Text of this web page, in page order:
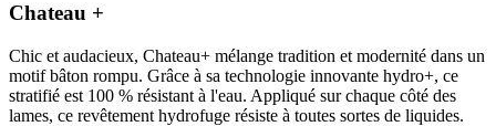
Chateau +
Chic et audacieux, Chateau+ mélange tradition et modernité dans un
motif bâton rompu. Grâce à sa technologie innovante hydro+, ce
stratifié est 100 % résistant à l'eau. Appliqué sur chaque côté des
lames, ce revêtement hydrofuge résiste à toutes sortes de liquides.